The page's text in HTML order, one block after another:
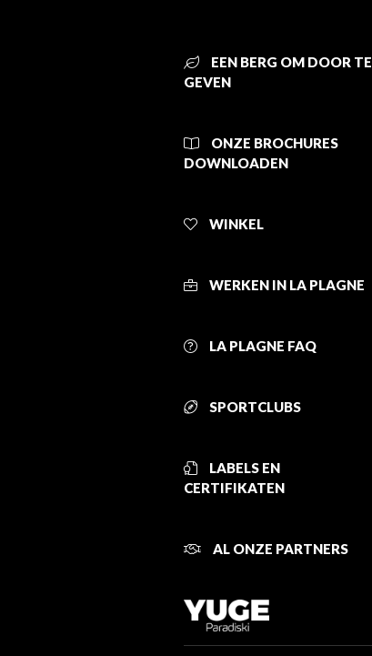
EEN BERG OM DOOR TE
GEVEN
ONZE BROCHURES
DOWNLOADEN
WINKEL
WERKEN IN LA PLAGNE
LA PLAGNE FAQ
SPORTCLUBS
LABELS EN
CERTIFIKATEN
AL ONZE PARTNERS